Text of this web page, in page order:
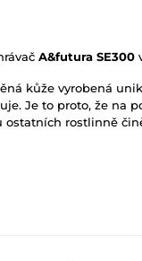
A&futura SE300
kůže vyrobená
Je to proto, že na
ostatních rostlinně